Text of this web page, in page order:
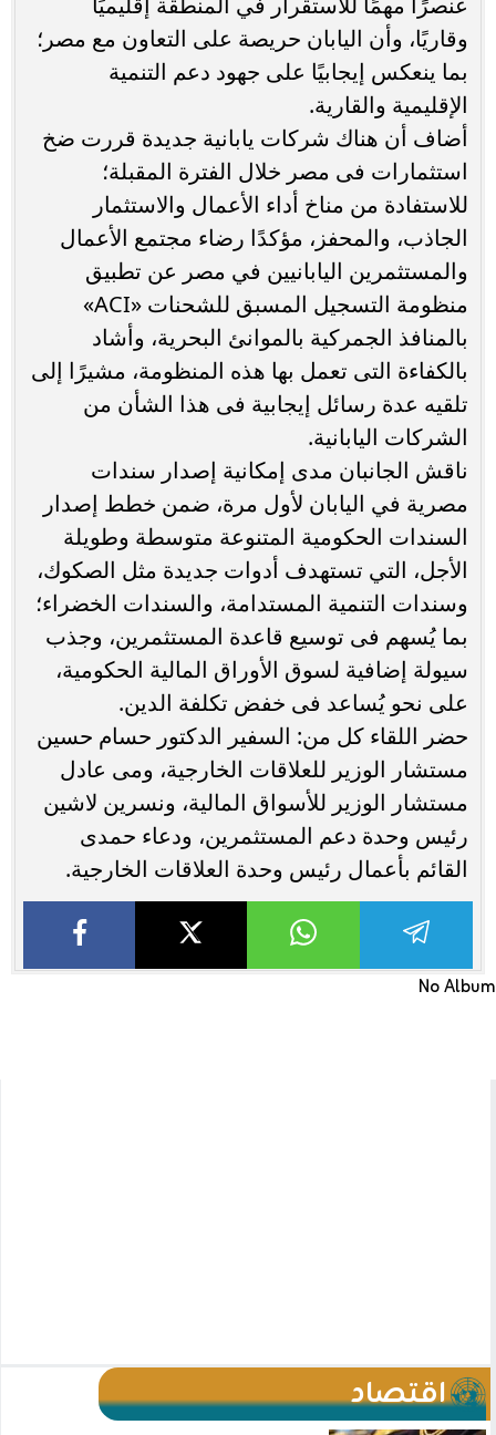
وقاريًا، وأن اليابان حريصة على التعاون مع مصر؛
بما ينعكس إيجابيًا على جهود دعم التنمية
الإقليمية والقارية.
أضاف أن هناك شركات يابانية جديدة قررت ضخ
استثمارات فى مصر خلال الفترة المقبلة؛
للاستفادة من مناخ أداء الأعمال والاستثمار
الجاذب، والمحفز، مؤكدًا رضاء مجتمع الأعمال
والمستثمرين اليابانيين في مصر عن تطبيق
منظومة التسجيل المسبق للشحنات «ACI»
بالمنافذ الجمركية بالموانئ البحرية، وأشاد
بالكفاءة التى تعمل بها هذه المنظومة، مشيرًا إلى
تلقيه عدة رسائل إيجابية فى هذا الشأن من
الشركات اليابانية.
ناقش الجانبان مدى إمكانية إصدار سندات
مصرية في اليابان لأول مرة، ضمن خطط إصدار
السندات الحكومية المتنوعة متوسطة وطويلة
الأجل، التي تستهدف أدوات جديدة مثل الصكوك،
وسندات التنمية المستدامة، والسندات الخضراء؛
بما يُسهم فى توسيع قاعدة المستثمرين، وجذب
سيولة إضافية لسوق الأوراق المالية الحكومية،
على نحو يُساعد فى خفض تكلفة الدين.
حضر اللقاء كل من: السفير الدكتور حسام حسين
مستشار الوزير للعلاقات الخارجية، ومى عادل
مستشار الوزير للأسواق المالية، ونسرين لاشين
رئيس وحدة دعم المستثمرين، ودعاء حمدى
القائم بأعمال رئيس وحدة العلاقات الخارجية.
No Album
اقتصاد